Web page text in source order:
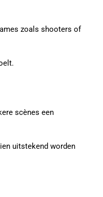
zoals shooters of
scènes een
uitstekend worden